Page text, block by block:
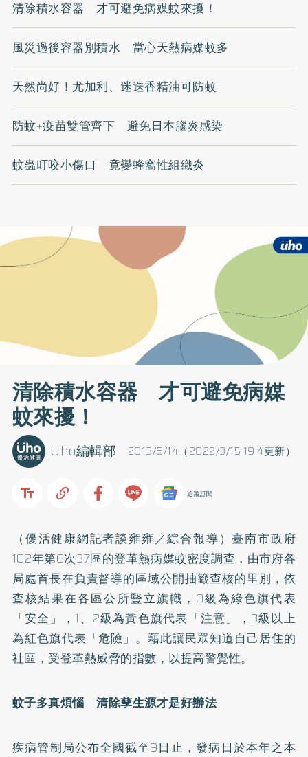
清除積水容器 才可避免病媒蚊來擾！
風災過後容器別積水 當心天熱病媒蚊多
天然尚好！尤加利、迷迭香精油可防蚊
防蚊+疫苗雙管齊下 避免日本腦炎感染
蚊蟲叮咬小傷口 竟變蜂窩性組織炎
清除積水容器 才可避免病媒
蚊來擾！
2013/6/14（2022/3/15 19:4更新）
Uho編輯部
追蹤訂閱
（優活健康網記者談雍雍／綜合報導）臺南市政府
102年第6次37區的登革熱病媒蚊密度調查，由市府各
局處首長在負責督導的區域公開抽籤查核的里別，依
查核結果在各區公所豎立旗幟，0級為綠色旗代表
「安全」，1、2級為黃色旗代表「注意」，3級以上
為紅色旗代表「危險」。藉此讓民眾知道自己居住的
社區，受登革熱威脅的指數，以提高警覺性。
蚊子多真煩惱 清除孳生源才是好辦法
疾病管制局公布全國截至9日止，發病日於本年之本